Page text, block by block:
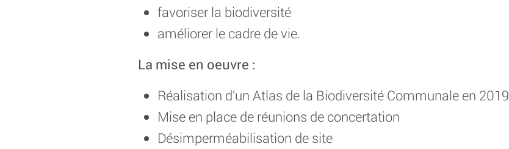
favoriser la biodiversité
améliorer le cadre de vie.
La mise en oeuvre :
Réalisation d’un Atlas de la Biodiversité Communale en 2019
Mise en place de réunions de concertation
Désimperméabilisation de site